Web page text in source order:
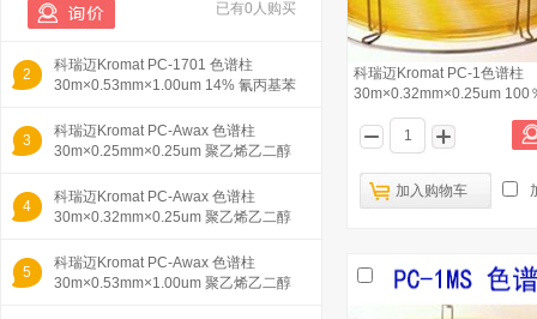
基/86% 二甲
已有0人购买
2
科瑞迈Kromat PC-1701 色谱柱
30m×0.53mm×1.00um 14% 氰丙基苯
3
科瑞迈Kromat PC-Awax 色谱柱
30m×0.25mm×0.25um 聚乙烯乙二醇
4
科瑞迈Kromat PC-Awax 色谱柱
30m×0.32mm×0.25um 聚乙烯乙二醇
5
科瑞迈Kromat PC-Awax 色谱柱
30m×0.53mm×1.00um 聚乙烯乙二醇
科瑞迈Kromat PC-1色谱柱
30m×0.32mm×0.25um 100
硅氧烷
加入购物车